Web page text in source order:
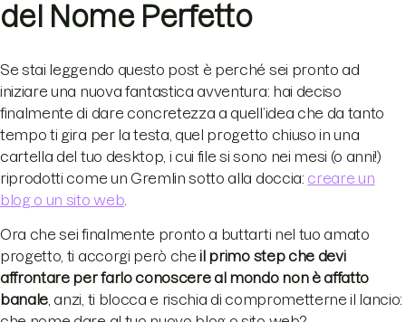
del Nome Perfetto
Se stai leggendo questo post è perché sei pronto ad
iniziare una nuova fantastica avventura: hai deciso
finalmente di dare concretezza a quell’idea che da tanto
tempo ti gira per la testa, quel progetto chiuso in una
cartella del tuo desktop, i cui file si sono nei mesi (o anni!)
riprodotti come un Gremlin sotto alla doccia: creare un
blog o un sito web
Ora che sei finalmente pronto a buttarti nel tuo amato
progetto, ti accorgi però cheil primo step che devi
affrontare per farlo conoscere al mondo non è affatto
banale , anzi, ti blocca e rischia di comprometterne il lancio: